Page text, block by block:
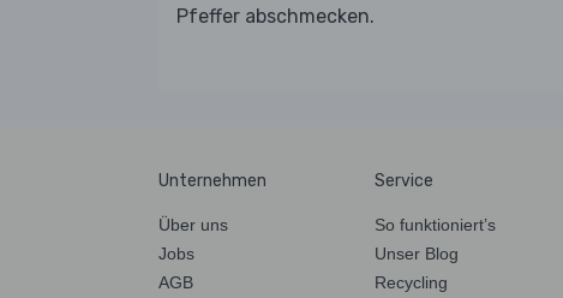
Pfeffer abschmecken.
Unternehmen
Über uns
Jobs
AGB
Service
So funktioniert’s
Unser Blog
Recycling